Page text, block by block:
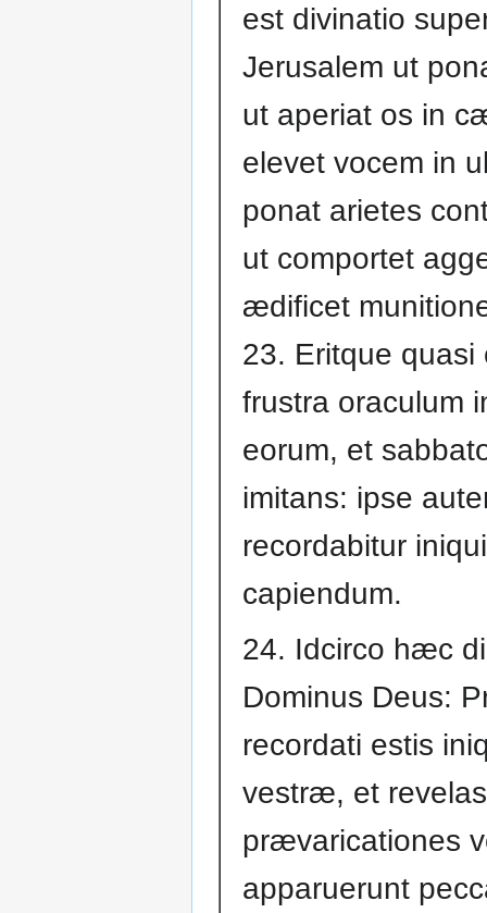
est divinatio
Jerusalem ut
ut aperiat os in
elevet vocem in
ponat arietes
ut comportet
ædificet
23. Eritque quasi
frustra oraculum
eorum, et
imitans: ipse
recordabitur
capiendum.
24. Idcirco hæc
Dominus Deus:
recordati estis
vestræ, et
prævaricationes
apparuerunt